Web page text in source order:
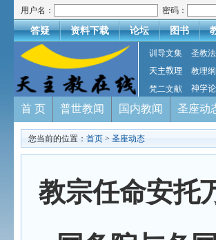
用户名： 密码：
答疑 资料下载 论坛 图书
训导文集 圣教
天主教理
教理
梵二文献
神学
首 页 普世教闻 国内教闻 圣座动
您当前的位置： 首页 > 圣座动态
教宗任命安托